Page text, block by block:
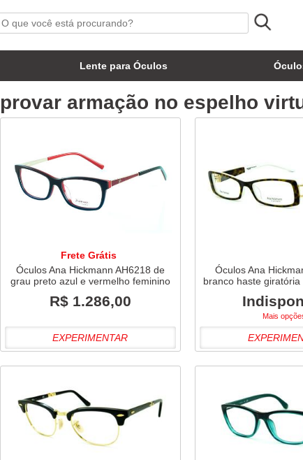
Lente para Óculos
provar armação no espelho
Frete Grátis
Óculos Ana Hickmann AH6218 de
grau preto azul e vermelho feminino
R$ 1.286,00
EXPERIMENTAR
Óculos Ana
branco haste
Mais